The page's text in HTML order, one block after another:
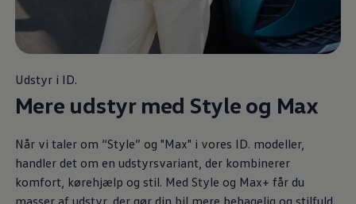
Udstyr i ID.
Mere udstyr med Style og Max
Når vi taler om “Style” og "Max" i vores ID. modeller,
handler det om en udstyrsvariant, der kombinerer
komfort, kørehjælp og stil. Med Style og Max+ får du